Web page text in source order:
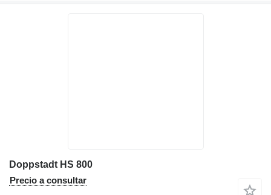
Doppstadt HS 800
Precio a consultar